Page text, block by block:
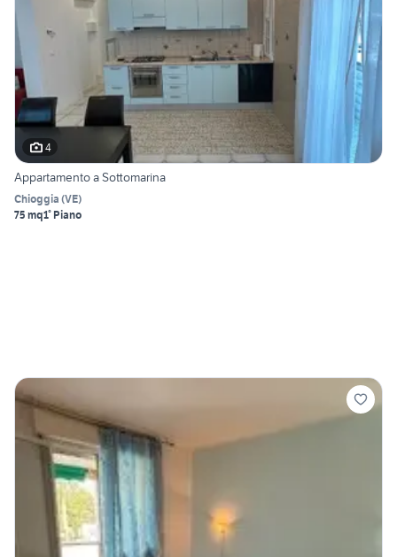
4
Appartamento a Sottomarina
Chioggia (VE)
75 mq1° Piano